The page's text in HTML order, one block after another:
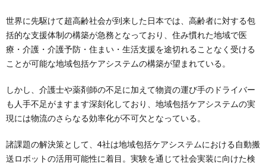
世界に先駆けて超高齢社会が到来した日本では、高齢者に対する包
括的な支援体制の構築が急務となっており、住み慣れた地域で医
療・介護・介護予防・住まい・生活支援を途切れることなく受ける
ことが可能な地域包括ケアシステムの構築が望まれている。
しかし、介護士や薬剤師の不足に加えて物資の運び手のドライバー
も人手不足がますます深刻化しており、地域包括ケアシステムの実
現には物流のさらなる効率化が不可欠となっている。
諸課題の解決策として、4社は地域包括ケアシステムにおける自動搬
送ロボットの活用可能性に着目。実験を通じて社会実装に向けた検